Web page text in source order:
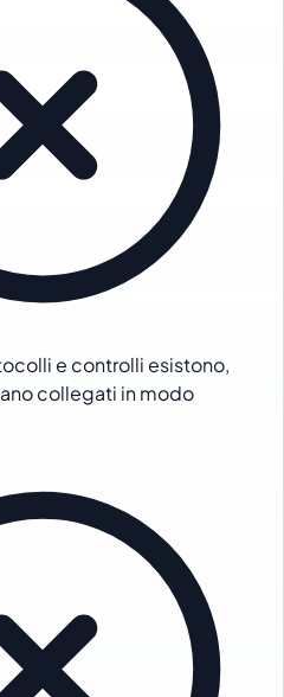
e controlli esistono,
collegati in modo